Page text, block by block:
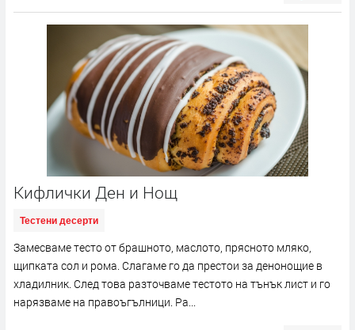
Кифлички Ден и Нощ
Тестени десерти
Замесваме тесто от брашното, маслото, прясното мляко,
щипката сол и рома. Слагаме го да престои за денонощие в
хладилник. След това разточваме тестото на тънък лист и го
нарязваме на правоъгълници. Ра...